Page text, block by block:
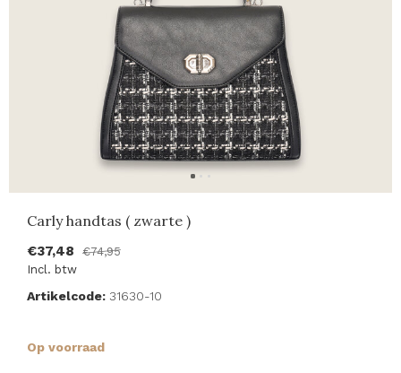
Carly handtas ( zwarte )
€37,48
€74,95
Incl. btw
Artikelcode: 31630-10
Op voorraad